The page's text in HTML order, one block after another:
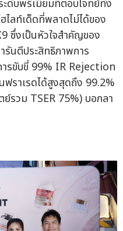
ดับพรีเมียมที่ตอบโจทย์ทั้ง
ไลท์เด็ดที่พลาดไม่ได้ของ
ซึ่งเป็นหัวใจสำคัญของ
นตีประสิทธิภาพการ
ารขับขี่ 99% IR Rejection
ราเรดได้สูงสุดถึง 99.2%
รวม TSER 75%) บอกลา